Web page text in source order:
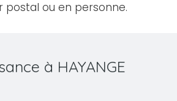
postal ou en personne.
à HAYANGE